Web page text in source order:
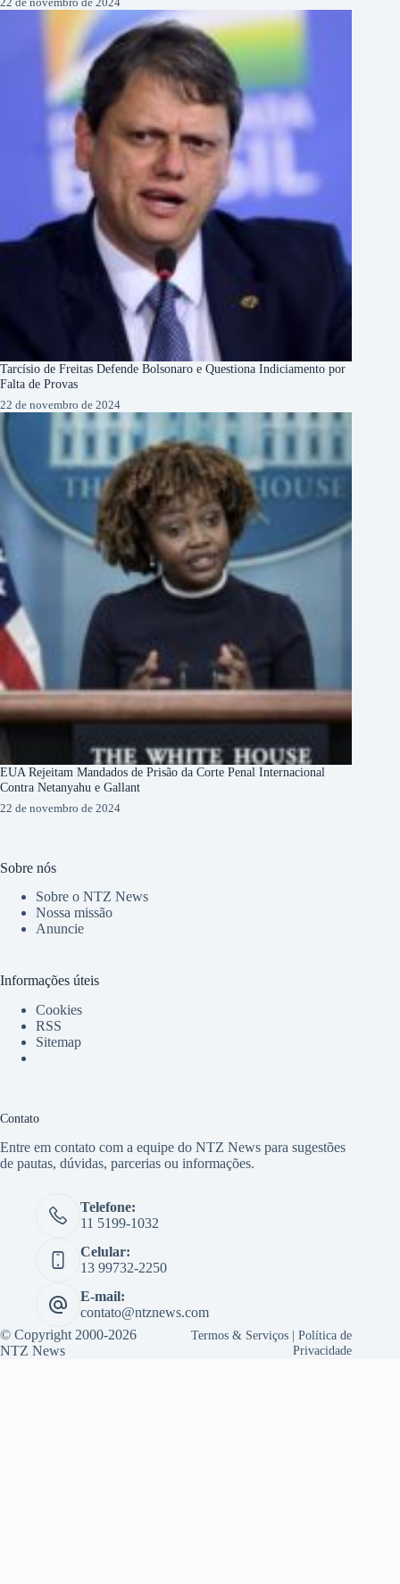
Tarcísio de Freitas Defende Bolsonaro e Questiona Indiciamento por
Falta de Provas
22 de novembro de 2024
EUA Rejeitam Mandados de Prisão da Corte Penal Internacional
Contra Netanyahu e Gallant
22 de novembro de 2024
Sobre nós
Sobre o NTZ News
Nossa missão
Anuncie
Informações úteis
Cookies
RSS
Sitemap
Contato
Entre em contato com a equipe do NTZ News para sugestões
de pautas, dúvidas, parcerias ou informações.
Telefone:
11 5199-1032
Celular:
13 99732-2250
E-mail:
contato@ntznews.com
© Copyright 2000-2026
NTZ News
Termos & Serviços |Política de
Privacidade